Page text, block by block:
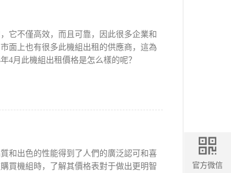
不僅高效，而且可靠，因此很多企業和
面上也有很多此機組出租的供應商，這為
年4月此機組出租價格是怎么樣的呢？
出色的性能得到了人們的廣泛認可和喜
買機組時，了解其價格表對于做出更明智
官方微信